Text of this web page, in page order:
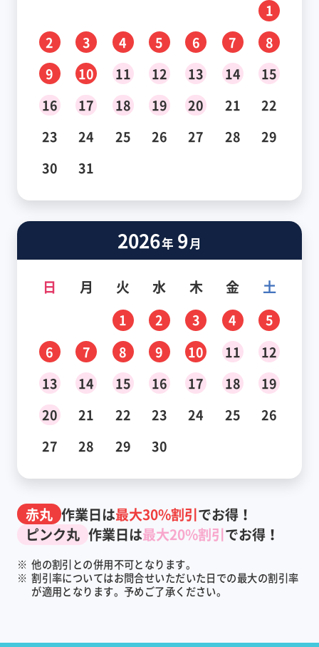
1
2
3 4 5 6 7
8
9
10 11 12 13 14
15
16
17 18 19 20 21
22
23
24 25 26 27 28
29
30
31
2026年 9月
日 月 火 水 木 金 土
1 2 3 4
5
6
7 8 9 10 11
12
13
14 15 16 17 18
19
20
21 22 23 24 25
26
27
28 29 30
赤丸 作業日は最大30%割引でお得！
ピンク丸 作業日は最大20%割引でお得！
※ 他の割引との併用不可となります。
※ 割引率についてはお問合せいただいた日での最大の割引率
が適用となります。予めご了承ください。